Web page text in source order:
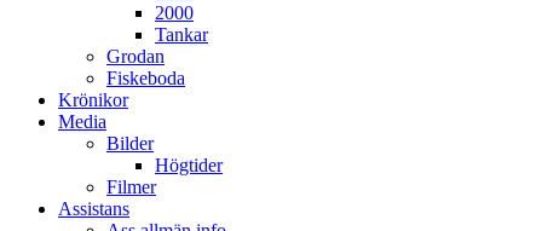
2000
Tankar
Grodan
Fiskeboda
Krönikor
Media
Bilder
Högtider
Filmer
Assistans